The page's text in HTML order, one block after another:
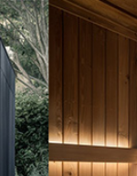
לדלג
לתוכן